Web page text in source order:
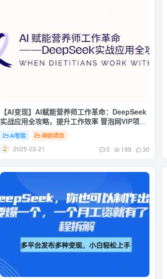
【AI变现】AI赋能营养师工作革命：DeepSeek
实战应用全攻略，提升工作效率 冒泡网VIP项目
4 小时前 9.9
AI智能 网创项目
2025-03-21 0 199 30